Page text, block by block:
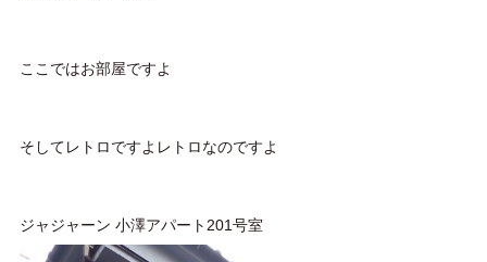
ここではお部屋ですよ
そしてレトロですよレトロなのですよ
ジャジャーン 小澤アパート 201号室